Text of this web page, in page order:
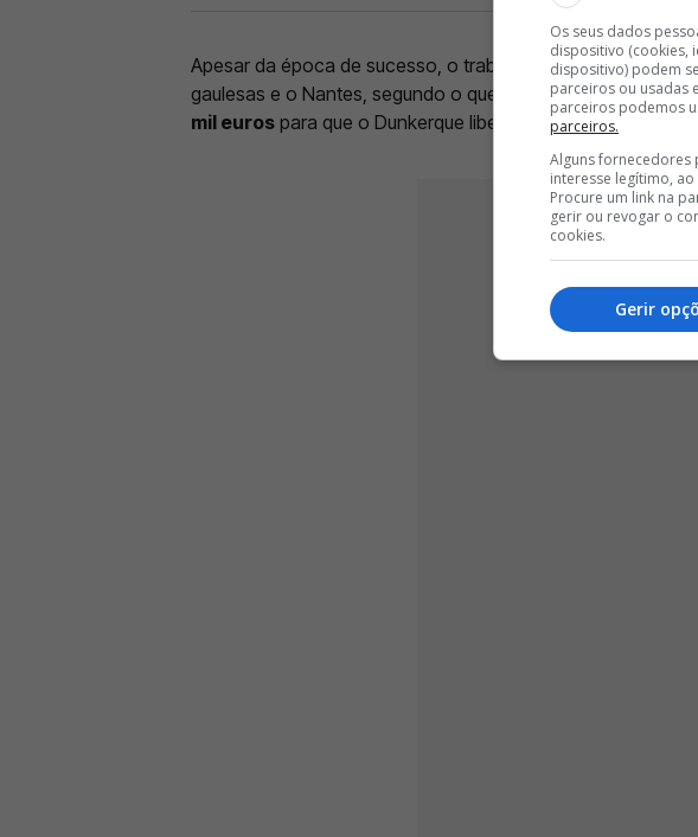
<
Apesar da época de sucesso, o trabalho do técnico luso
gaulesas e o Nantes, segundo o que escreveu o jornal
mil euros para que o Dunkerque libertasse de imediato
Os seus dados
dispositivo (cookies,
dispositivo) podem
parceiros ou usadas
parceiros podemos
parceiros.
Alguns fornecedores
interesse legítimo,
Procure um link na
gerir ou revogar o
cookies.
Gerir